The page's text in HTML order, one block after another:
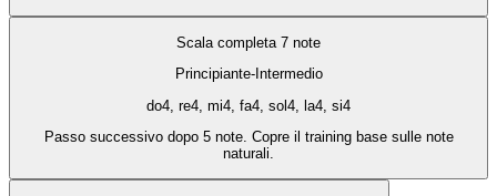
Scala completa 7 note
Principiante-Intermedio
do4, re4, mi4, fa4, sol4, la4, si4
Passo successivo dopo 5 note. Copre il training base sulle note
naturali.